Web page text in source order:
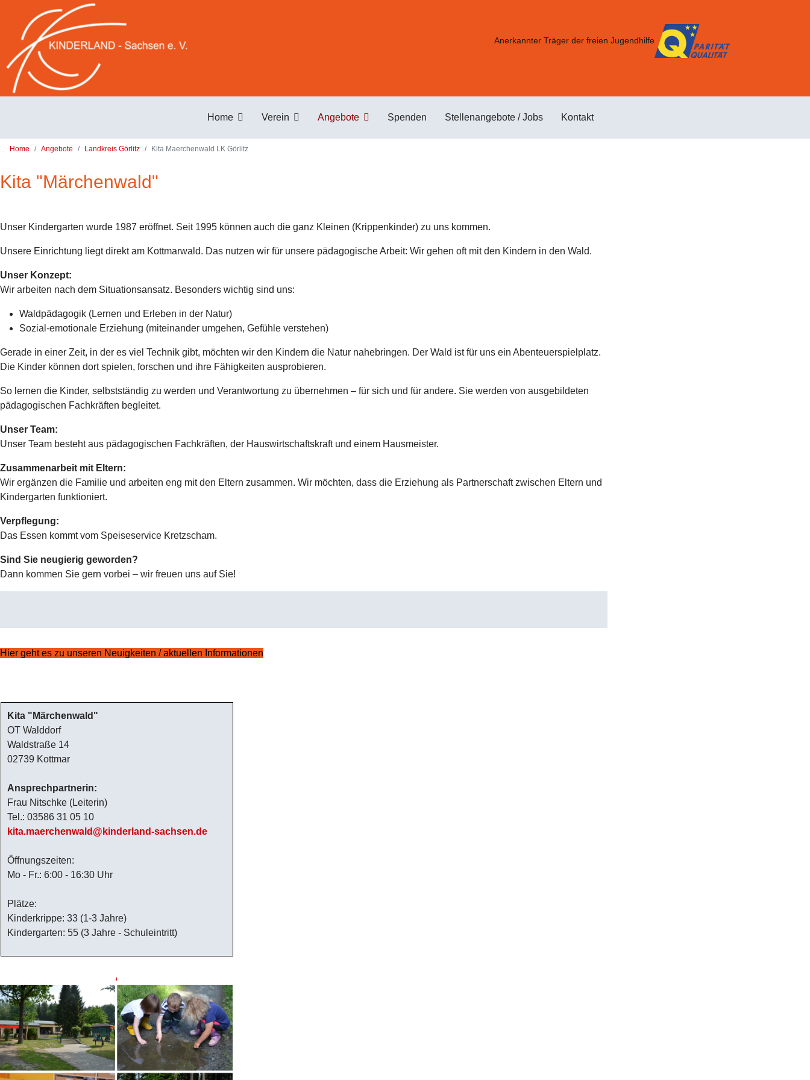
Zum Hauptinhalt springen
Anerkannter Träger der freien Jugendhilfe
Home Verein Angebote Spenden Stellenangebote / Jobs Kontakt
Home Angebote Landkreis Görlitz Kita Maerchenwald LK Görlitz
Kita "Märchenwald"
Unser Kindergarten wurde 1987 eröffnet. Seit 1995 können auch die ganz Kleinen (Krippenkinder) zu uns kommen.
Unsere Einrichtung liegt direkt am Kottmarwald. Das nutzen wir für unsere pädagogische Arbeit: Wir gehen oft mit den Kindern in den Wald.
Unser Konzept:
Wir arbeiten nach dem Situationsansatz. Besonders wichtig sind uns:
Waldpädagogik (Lernen und Erleben in der Natur)
Sozial-emotionale Erziehung (miteinander umgehen, Gefühle verstehen)
Gerade in einer Zeit, in der es viel Technik gibt, möchten wir den Kindern die Natur nahebringen. Der Wald ist für uns ein Abenteuerspielplatz.
Die Kinder können dort spielen, forschen und ihre Fähigkeiten ausprobieren.
So lernen die Kinder, selbstständig zu werden und Verantwortung zu übernehmen – für sich und für andere. Sie werden von ausgebildeten
pädagogischen Fachkräften begleitet.
Unser Team:
Unser Team besteht aus pädagogischen Fachkräften, der Hauswirtschaftskraft und einem Hausmeister.
Zusammenarbeit mit Eltern:
Wir ergänzen die Familie und arbeiten eng mit den Eltern zusammen. Wir möchten, dass die Erziehung als Partnerschaft zwischen Eltern und
Kindergarten funktioniert.
Verpflegung:
Das Essen kommt vom Speiseservice Kretzscham.
Sind Sie neugierig geworden?
Dann kommen Sie gern vorbei – wir freuen uns auf Sie!
Hier geht es zu unseren Neuigkeiten / aktuellen Informationen
Kita "Märchenwald"
OT Walddorf
Waldstraße 14
02739 Kottmar
Ansprechpartnerin:
Frau Nitschke (Leiterin)
Tel.: 03586 31 05 10
kita.maerchenwald@kinderland-sachsen.de
Öffnungszeiten:
Mo - Fr.: 6:00 - 16:30 Uhr
Plätze:
Kinderkrippe: 33 (1-3 Jahre)
Kindergarten: 55 (3 Jahre - Schuleintritt)
+